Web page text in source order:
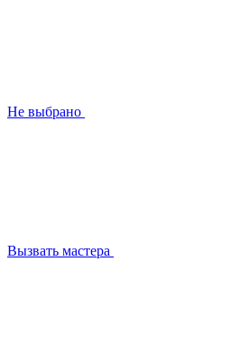
Не выбрано
Вызвать мастера